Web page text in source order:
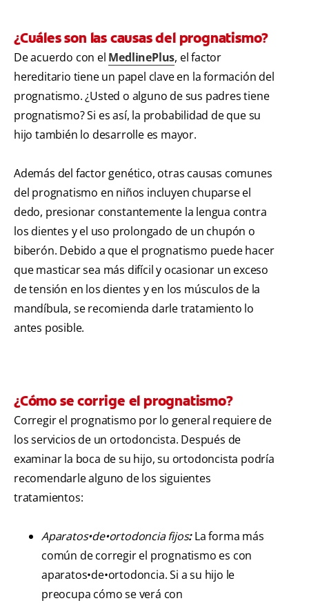
¿Cuáles son las causas del prognatismo?
De acuerdo con el MedlinePlus, el factor
hereditario tiene un papel clave en la formación del
prognatismo. ¿Usted o alguno de sus padres tiene
prognatismo? Si es así, la probabilidad de que su
hijo también lo desarrolle es mayor.
Además del factor genético, otras causas comunes
del prognatismo en niños incluyen chuparse el
dedo, presionar constantemente la lengua contra
los dientes y el uso prolongado de un chupón o
biberón. Debido a que el prognatismo puede hacer
que masticar sea más difícil y ocasionar un exceso
de tensión en los dientes y en los músculos de la
mandíbula, se recomienda darle tratamiento lo
antes posible.
¿Cómo se corrige el prognatismo?
Corregir el prognatismo por lo general requiere de
los servicios de un ortodoncista. Después de
examinar la boca de su hijo, su ortodoncista podría
recomendarle alguno de los siguientes
tratamientos:
Aparatos•de•ortodoncia fijos:La forma más
común de corregir el prognatismo es con
aparatos•de•ortodoncia. Si a su hijo le
preocupa cómo se verá con